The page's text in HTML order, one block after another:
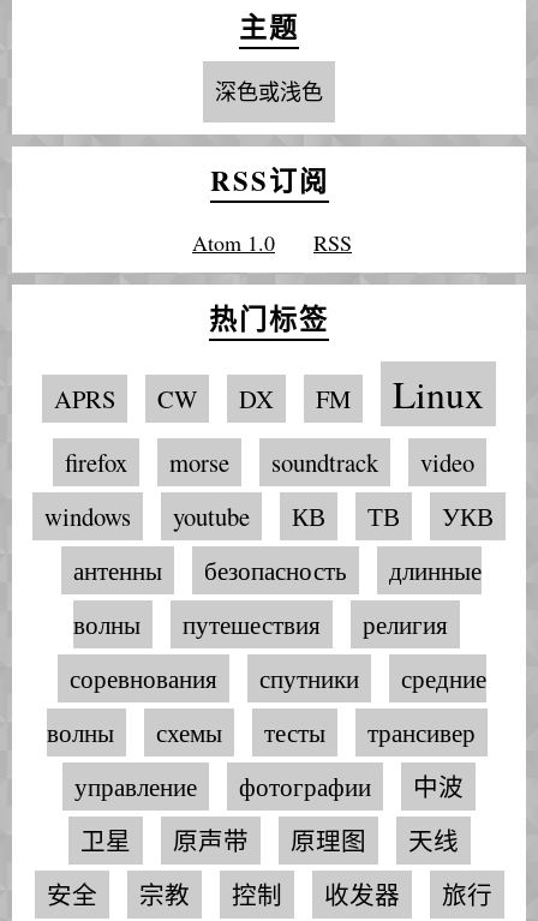
主题
深色或浅色
RSS订阅
Atom 1.0 RSS
热门标签
APRS CW DX FM Linux
firefox morse soundtrack
video
windows
youtube КВ ТВ
УКВ
антенны
безопасность
длинные
волны
путешествия
религия
соревнования
спутники
средние
волны
схемы тесты
трансивер
управление
фотографии
中波
卫星
原声带 原理图
天线
安全
宗教 控制 收发器
旅行